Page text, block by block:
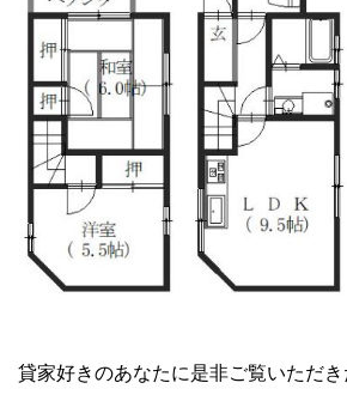
貸家好きのあなたに是非ご覧いただき